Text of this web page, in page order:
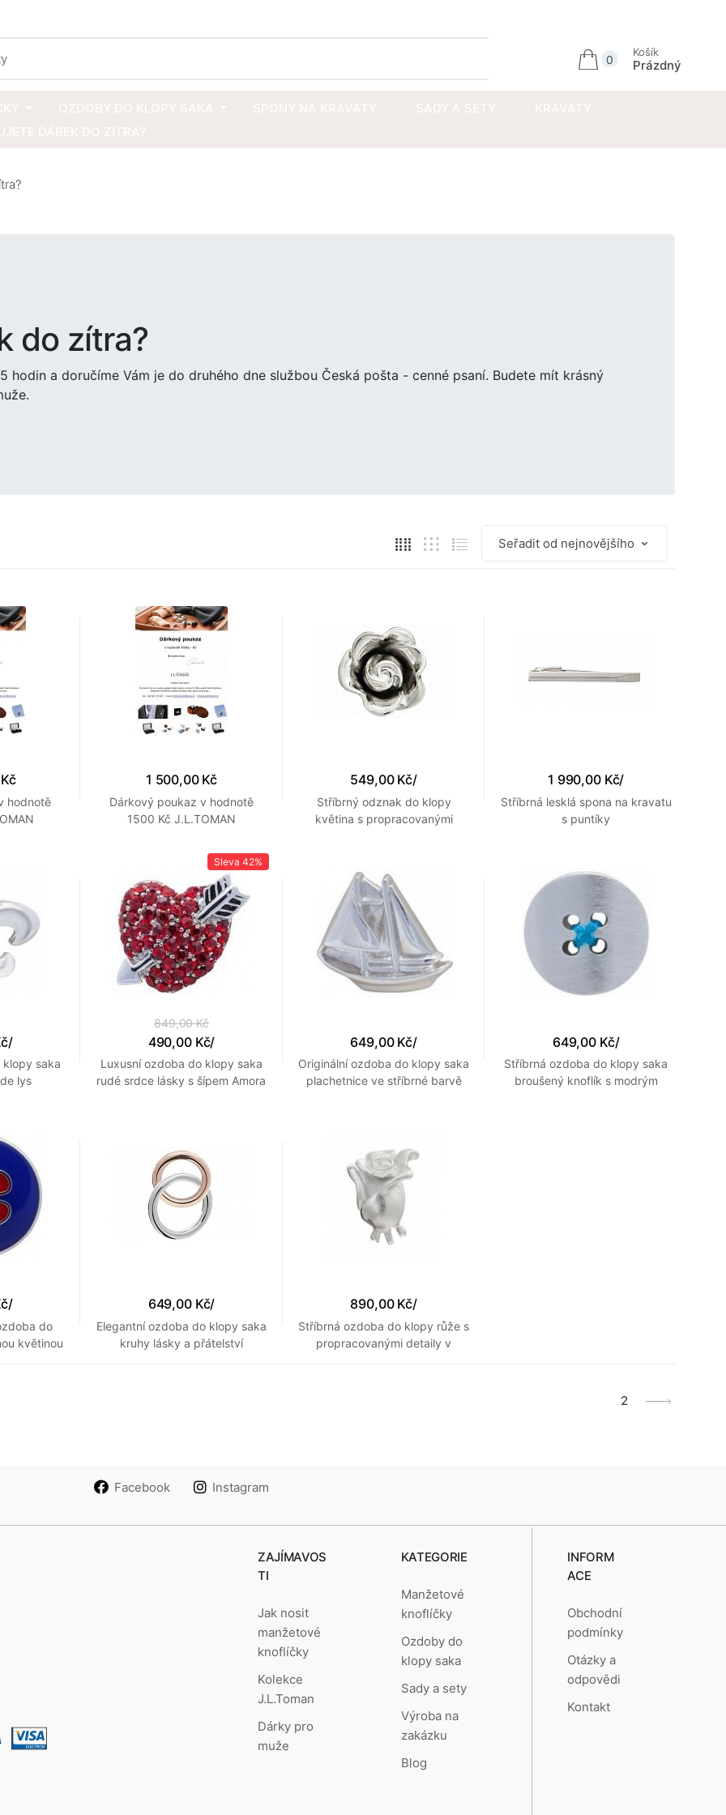
0
Košík
Prázdný
do zítra?
a doručíme Vám je do druhého dne službou Česká pošta - cenné psaní. Budete mít krásný
hodnotě
1 500,00 Kč
Dárkový poukaz v hodnotě
1500 Kč J.L.TOMAN
549,00 Kč/
Stříbrný odznak do klopy
květina s propracovanými
1 990,00 Kč/
Stříbrná lesklá spona na kravatu
s puntíky
/
saka
lys
Sleva 42%
849,00 Kč
490,00 Kč/
Luxusní ozdoba do klopy saka
rudé srdce lásky s šípem Amora
649,00 Kč/
Originální ozdoba do klopy saka
plachetnice ve stříbrné barvě
649,00 Kč/
Stříbrná ozdoba do klopy saka
broušený knoflík s modrým
/
do
květinou
649,00 Kč/
Elegantní ozdoba do klopy saka
kruhy lásky a přátelství
890,00 Kč/
Stříbrná ozdoba do klopy růže s
propracovanými detaily v
2
Facebook Instagram
ZAJÍMAVOS
TI
Jak nosit
manžetové
knoflíčky
Kolekce
J.L.Toman
Dárky pro
muže
KATEGORIE
Manžetové
knoflíčky
Ozdoby do
klopy saka
Sady a sety
Výroba na
zakázku
Blog
INFORM
ACE
Obchodní
podmínky
Otázky a
odpovědi
Kontakt